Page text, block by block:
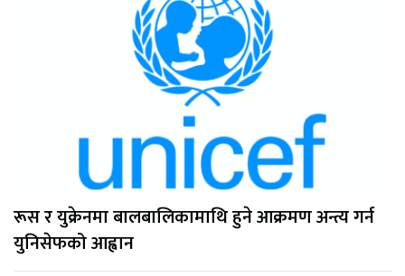
रूस र युक्रेनमा बालबालिकामाथि हुने आक्रमण अन्त्य गर्न
युनिसेफको आह्वान